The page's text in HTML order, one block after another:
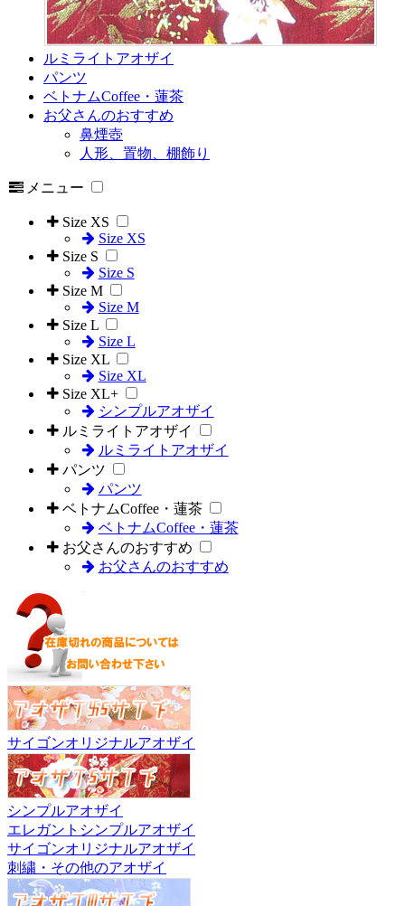
ルミライトアオザイ
パンツ
ベトナムCoffee・蓮茶
お父さんのおすすめ
鼻煙壺
人形、置物、棚飾り
メニュー
Size XS
Size XS
Size S
Size S
Size M
Size M
Size L
Size L
Size XL
Size XL
Size XL+
シンプルアオザイ
ルミライトアオザイ
ルミライトアオザイ
パンツ
パンツ
ベトナムCoffee・蓮茶
ベトナムCoffee・蓮茶
お父さんのおすすめ
お父さんのおすすめ
サイゴンオリジナルアオザイ
シンプルアオザイ
エレガントシンプルアオザイ
サイゴンオリジナルアオザイ
刺繍・その他のアオザイ